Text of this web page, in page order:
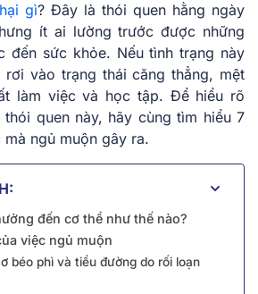
gì? Đây là thói quen hằng ngày
ít ai lường trước được những
đến sức khỏe. Nếu tình trạng này
vào trạng thái căng thẳng, mệt
làm việc và học tập. Để hiểu rõ
quen này, hãy cùng tìm hiểu 7
ngủ muộn gây ra.
đến cơ thể như thế nào?
việc ngủ muộn
béo phì và tiểu đường do rối loạn